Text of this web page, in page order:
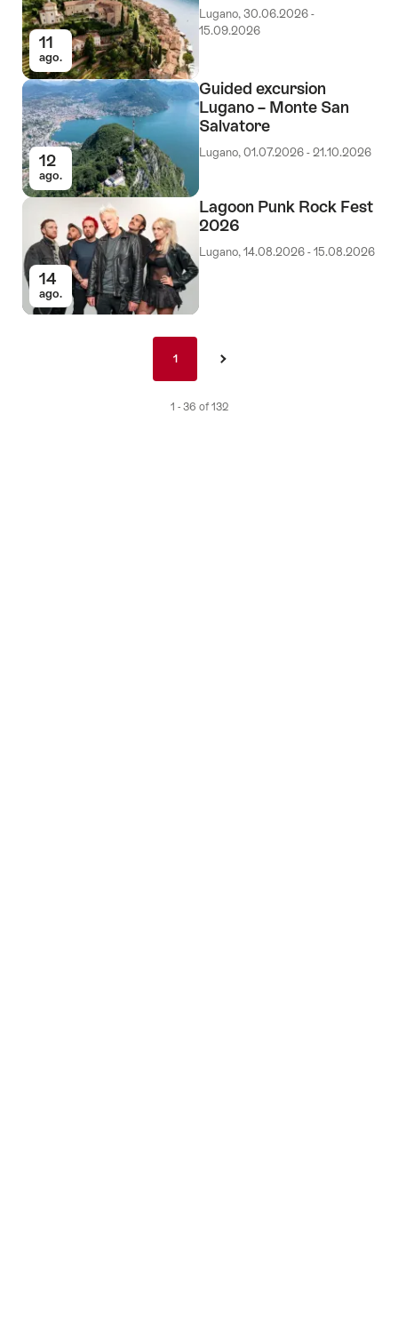
11
ago.
Lugano, 30.06.2026 -
15.09.2026
12
ago.
Guided excursion
Lugano – Monte San
Salvatore
Lugano, 01.07.2026 - 21.10.2026
14
ago.
Lagoon Punk Rock Fest
2026
Lugano, 14.08.2026 - 15.08.2026
11 ›
1 - 36 of 132